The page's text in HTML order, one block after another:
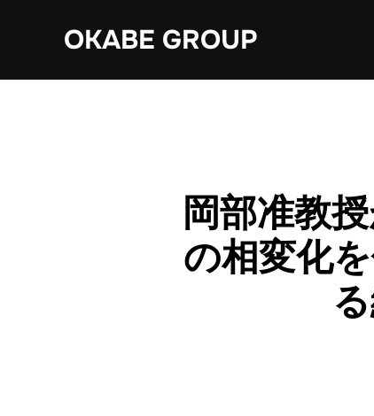
OKABE GROUP
岡部准教
の相変化